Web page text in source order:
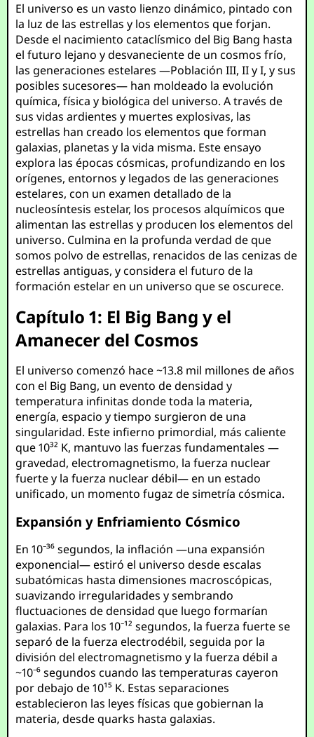
El universo es un vasto lienzo dinámico, pintado con
la luz de las estrellas y los elementos que forjan.
Desde el nacimiento cataclísmico del Big Bang hasta
el futuro lejano y desvaneciente de un cosmos frío,
las generaciones estelares —Población III, II y I, y sus
posibles sucesores— han moldeado la evolución
química, física y biológica del universo. A través de
sus vidas ardientes y muertes explosivas, las
estrellas han creado los elementos que forman
galaxias, planetas y la vida misma. Este ensayo
explora las épocas cósmicas, profundizando en los
orígenes, entornos y legados de las generaciones
estelares, con un examen detallado de la
nucleosíntesis estelar, los procesos alquímicos que
alimentan las estrellas y producen los elementos del
universo. Culmina en la profunda verdad de que
somos polvo de estrellas, renacidos de las cenizas de
estrellas antiguas, y considera el futuro de la
formación estelar en un universo que se oscurece.
Capítulo 1: El Big Bang y el
Amanecer del Cosmos
El universo comenzó hace ~13.8 mil millones de años
con el Big Bang, un evento de densidad y
temperatura infinitas donde toda la materia,
energía, espacio y tiempo surgieron de una
singularidad. Este infierno primordial, más caliente
que 10³² K, mantuvo las fuerzas fundamentales —
gravedad, electromagnetismo, la fuerza nuclear
fuerte y la fuerza nuclear débil— en un estado
unificado, un momento fugaz de simetría cósmica.
Expansión y Enfriamiento Cósmico
En 10⁻³⁶ segundos, la inflación —una expansión
exponencial— estiró el universo desde escalas
subatómicas hasta dimensiones macroscópicas,
suavizando irregularidades y sembrando
fluctuaciones de densidad que luego formarían
galaxias. Para los 10⁻¹² segundos, la fuerza fuerte se
separó de la fuerza electrodébil, seguida por la
división del electromagnetismo y la fuerza débil a
~10⁻⁶ segundos cuando las temperaturas cayeron
por debajo de 10¹⁵ K. Estas separaciones
establecieron las leyes físicas que gobiernan la
materia, desde quarks hasta galaxias.